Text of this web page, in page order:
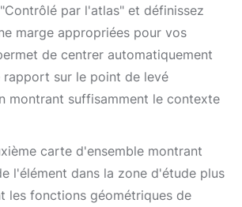
par l'atlas" et définissez
marge appropriées pour vos
de centrer automatiquement
rapport sur le point de levé
montrant suffisamment le contexte
carte d'ensemble montrant
l'élément dans la zone d'étude plus
les fonctions géométriques de